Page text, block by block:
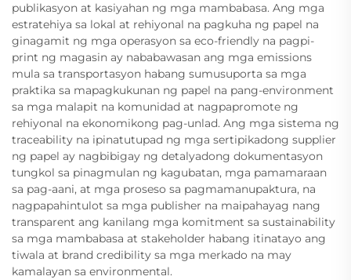
publikasyon at kasiyahan ng mga mambabasa. Ang mga
estratehiya sa lokal at rehiyonal na pagkuha ng papel na
ginagamit ng mga operasyon sa eco-friendly na pagpi-
print ng magasin ay nababawasan ang mga emissions
mula sa transportasyon habang sumusuporta sa mga
praktika sa mapagkukunan ng papel na pang-environment
sa mga malapit na komunidad at nagpapromote ng
rehiyonal na ekonomikong pag-unlad. Ang mga sistema ng
traceability na ipinatutupad ng mga sertipikadong supplier
ng papel ay nagbibigay ng detalyadong dokumentasyon
tungkol sa pinagmulan ng kagubatan, mga pamamaraan
sa pag-aani, at mga proseso sa pagmamanupaktura, na
nagpapahintulot sa mga publisher na maipahayag nang
transparent ang kanilang mga komitment sa sustainability
sa mga mambabasa at stakeholder habang itinatayo ang
tiwala at brand credibility sa mga merkado na may
kamalayan sa environmental.